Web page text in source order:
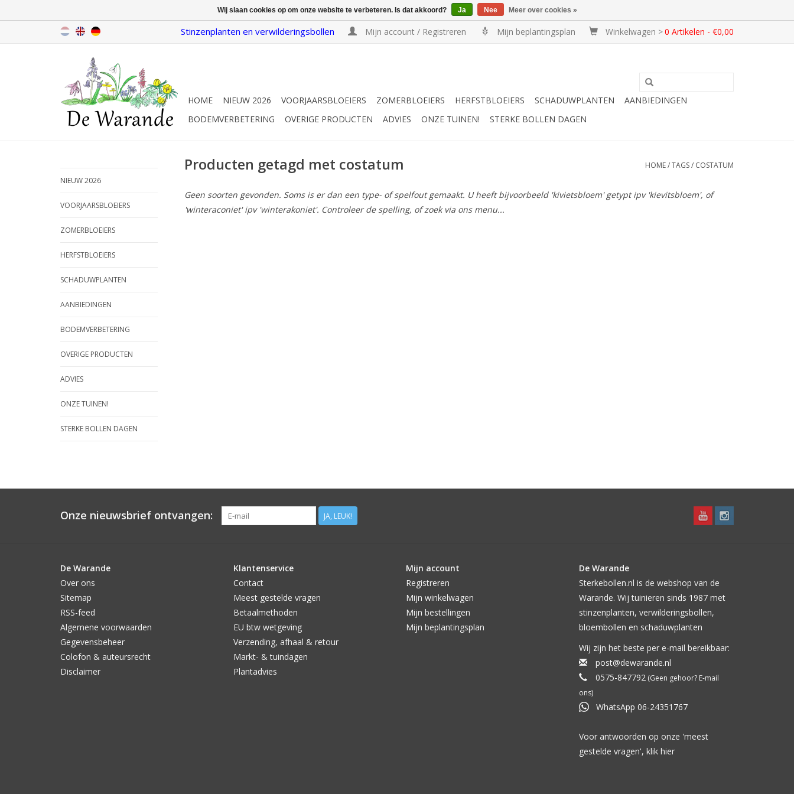
Stinzenplanten en verwilderingsbollen Mijn account / Registreren Mijn beplantingsplan Winkelwagen >0 Artikelen - €0,00
HOME NIEUW 2026 VOORJAARSBLOEIERS ZOMERBLOEIERS HERFSTBLOEIERS SCHADUWPLANTEN
AANBIEDINGEN
BODEMVERBETERING
OVERIGE PRODUCTEN ADVIES ONZE TUINEN! STERKE BOLLEN DAGEN
NIEUW 2026
VOORJAARSBLOEIERS
ZOMERBLOEIERS
HERFSTBLOEIERS
SCHADUWPLANTEN
AANBIEDINGEN
BODEMVERBETERING
OVERIGE PRODUCTEN
ADVIES
ONZE TUINEN!
STERKE BOLLEN DAGEN
Producten getagd met costatum HOME/TAGS/ COSTATUM
Geen soorten gevonden. Soms is er dan een type- of spelfout gemaakt. U heeft bijvoorbeeld 'kivietsbloem' getypt ipv 'kievitsbloem', of
'winteraconiet' ipv 'winterakoniet'. Controleer de spelling, of zoek via ons menu...
Onze nieuwsbrief ontvangen: JA, LEUK!
De Warande
Over ons
Sitemap
RSS-feed
Algemene voorwaarden
Gegevensbeheer
Colofon & auteursrecht
Disclaimer
Klantenservice
Contact
Meest gestelde vragen
Betaalmethoden
EU btw wetgeving
Verzending, afhaal & retour
Markt- & tuindagen
Plantadvies
Mijn account
Registreren
Mijn winkelwagen
Mijn bestellingen
Mijn beplantingsplan
De Warande
Sterkebollen.nl is de webshop van de
Warande. Wij tuinieren sinds 1987 met
stinzenplanten, verwilderingsbollen,
bloembollen en schaduwplanten
Wij zijn het beste per e-mail bereikbaar:
post@dewarande.nl
0575-847792(Geen gehoor? E-mail
ons)
WhatsApp 06-24351767
Voor antwoorden op onze 'meest
gestelde vragen', klik hier
Wij slaan cookies op om onze website te verbeteren. Is dat akkoord? Ja Nee Meer over cookies »